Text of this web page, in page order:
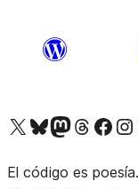
Visita nuestra cuenta de X (anteriormente Twitter)
Visit our Bluesky account
Visit our Mastodon account
Visit our Threads
Visita nuestra
Visita
El código es poesía.